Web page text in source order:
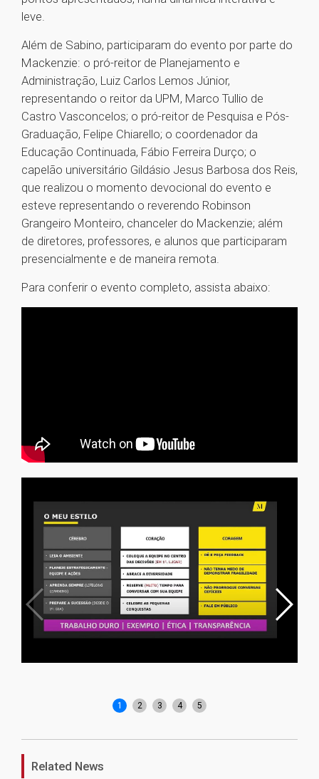
leve.
Além de Sabino, participaram do evento por parte do
Mackenzie: o pró-reitor de Planejamento e
Administração, Luiz Carlos Lemos Júnior,
representando o reitor da UPM, Marco Tullio de
Castro Vasconcelos; o pró-reitor de Pesquisa e Pós-
Graduação, Felipe Chiarello; o coordenador da
Educação Continuada, Fábio Ferreira Durço; o
capelão universitário Gildásio Jesus Barbosa dos Reis,
que realizou o momento devocional do evento e
esteve representando o reverendo Robinson
Grangeiro Monteiro, chanceler do Mackenzie; além
de diretores, professores, e alunos que participaram
presencialmente e de maneira remota.
Para conferir o evento completo, assista abaixo:
1 2 3 4 5
Related News